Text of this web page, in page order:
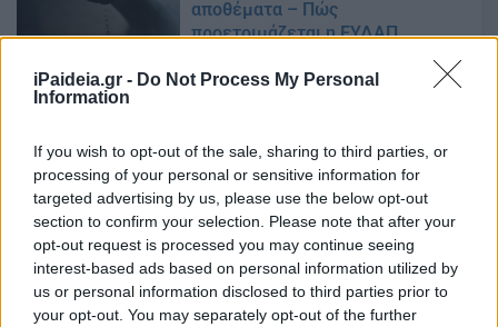
iPaideia.gr - Do Not Process My Personal
Information
If you wish to opt-out of the sale, sharing to third parties, or
processing of your personal or sensitive information for
targeted advertising by us, please use the below opt-out
section to confirm your selection. Please note that after your
opt-out request is processed you may continue seeing
interest-based ads based on personal information utilized by
us or personal information disclosed to third parties prior to
your opt-out. You may separately opt-out of the further
αποθέματα – Πώς
προετοιμάζεται η ΕΥΔΑΠ
ΕΥΔΑΠ: Τι θα γίνει με τα
τιμολόγια από το 2026
19/12/2025 - 09:11
Συναγερμός με τη λειψυδρία:
Έρχεται αύξηση τιμολογίων στο